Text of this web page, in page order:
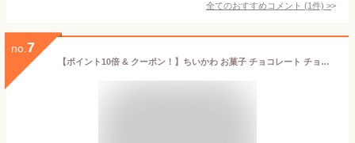
全てのおすすめコメント (1件) >
no. 7
【ポイント10倍 & クーポン！】ちいかわ お菓子 チョコレート チョコパーティー缶 バレンタイン ハート 義理チョコ 友チョコ 自分チョコ キャラクター グッズ シネマコレクション【軽減税率】